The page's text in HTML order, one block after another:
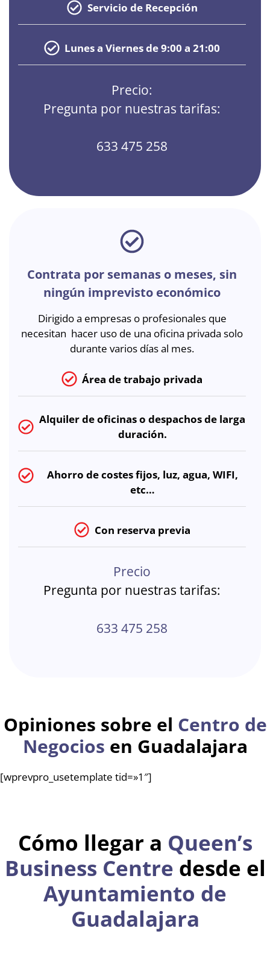
Servicio de Recepción
Lunes a Viernes de 9:00 a 21:00
Precio:
Pregunta por nuestras tarifas:
633 475 258
Contrata por semanas o meses, sin
ningún imprevisto económico
Dirigido a empresas o profesionales que
necesitan hacer uso de una oficina privada solo
durante varios días al mes.
Área de trabajo privada
Alquiler deoficinas o despachos de larga
duración.
Ahorro de costes fijos, luz, agua, WIFI,
etc…
Con reserva previa
Precio
Pregunta por nuestras tarifas:
633 475 258
Opiniones sobre el Centro de
Negocios en Guadalajara
[wprevpro_usetemplate tid=»1″]
Cómo llegar a Queen’s
Business Centre desde el
Ayuntamiento de
Guadalajara